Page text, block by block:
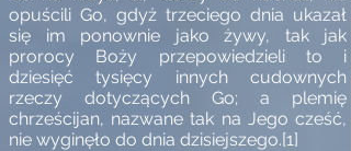
opuścili Go, gdyż trzeciego dnia ukazał
się im ponownie jako żywy, tak jak
prorocy Boży przepowiedzieli to i
dziesięć tysięcy innych cudownych
rzeczy dotyczących Go; a plemię
chrześcijan, nazwane tak na Jego cześć,
nie wyginęło do dnia dzisiejszego.[1]